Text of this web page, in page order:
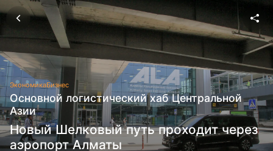
ЭкономикаБизнес
Основной логистический хаб Центральной
Азии
Новый Шелковый путь проходит через
аэропорт Алматы